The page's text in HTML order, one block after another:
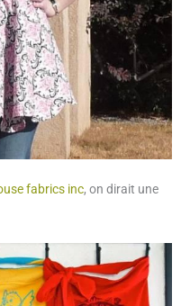
fabrics inc, on dirait une